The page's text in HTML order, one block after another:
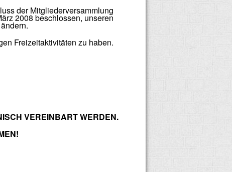
der Mitgliederversammlung
2008 beschlossen, unseren
Freizeitaktivitäten zu haben.
VEREINBART WERDEN.